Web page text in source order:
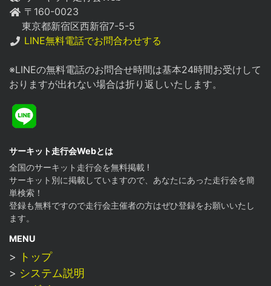
〒160-0023
東京都新宿区西新宿7-5-5
LINE無料電話でお問合わせする
※LINEの無料電話のお問合せ時間は基本24時間お受けして
おりますが出れない場合は折り返しいたします。
サーキット走行会Webとは
全国のサーキット走行会を無料掲載 !
サーキット別に掲載していますので、あなたにあった走行会を簡
単検索！
登録も無料ですので走行会主催者の方はぜひ登録をお願いいたし
ます。
MENU
>
トップ
> システム説明